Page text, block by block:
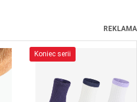
REKLAMA
Koniec serii